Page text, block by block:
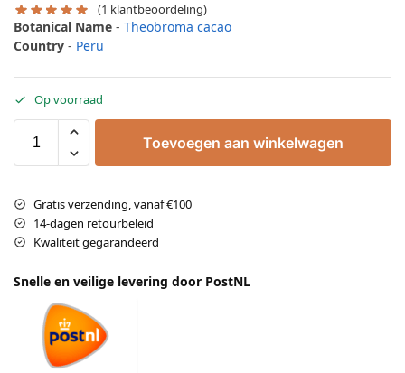
(1 klantbeoordeling)
Botanical Name - Theobroma cacao
Country - Peru
Op voorraad
Toevoegen aan winkelwagen
Gratis verzending, vanaf €100
14-dagen retourbeleid
Kwaliteit gegarandeerd
Snelle en veilige levering door PostNL